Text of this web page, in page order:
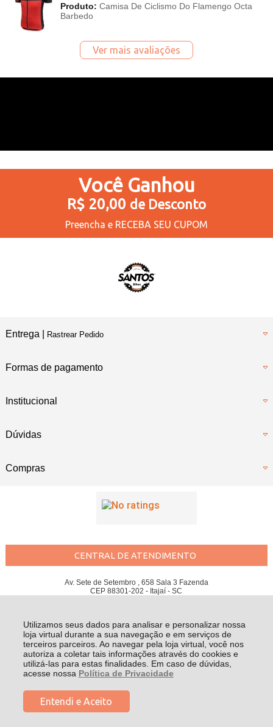
Utilizamos seus dados para analisar e personalizar nossa
loja virtual durante a sua navegação e em serviços de
terceiros parceiros. Ao navegar pela loja virtual, você nos
autoriza a coletar tais informações através do cookies e
utilizá-las para estas finalidades. Em caso de dúvidas,
acesse nossa Política de Privacidade
Entendi e Aceito
Produto: Camisa De Ciclismo Do Flamengo Octa
Barbedo
Ver mais avaliações
Você Ganhou
R$ 20,00 de Desconto
Preencha e RECEBA SEU CUPOM
Entrega | Rastrear Pedido
Formas de pagamento
Institucional
Dúvidas
Compras
CENTRAL DE ATENDIMENTO
Av. Sete de Setembro , 658 Sala 3 Fazenda
CEP 88301-202 - Itajaí - SC
Todos os direitos reservados
-Santos Bikes -